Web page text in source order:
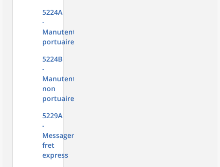
5224A
-
Manutention
portuaire
5224B
-
Manutention
non
portuaire
5229A
-
Messagerie,
fret
express